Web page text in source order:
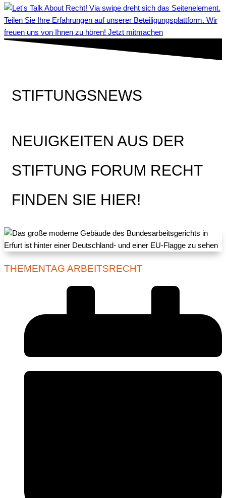
Teilen Sie Ihre Erfahrungen auf unserer Beteiligungsplattform. Wir
freuen uns von Ihnen zu hören! Jetzt mitmachen
STIFTUNGSNEWS
NEUIGKEITEN AUS DER
STIFTUNG FORUM RECHT
FINDEN SIE HIER!
THEMENTAG ARBEITSRECHT